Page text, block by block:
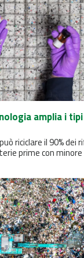
amplia i
riciclare il 90%
prime con minore